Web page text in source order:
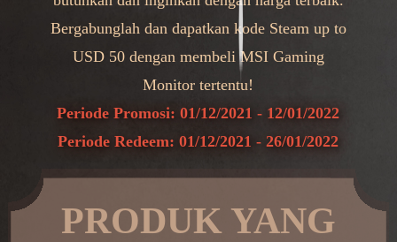
Bergabunglah dan dapatkan kode Steam up to
USD 50 dengan membeli MSI Gaming
Monitor tertentu!
Periode Promosi: 01/12/2021 - 12/01/2022
Periode Redeem: 01/12/2021 - 26/01/2022
PRODUK YANG